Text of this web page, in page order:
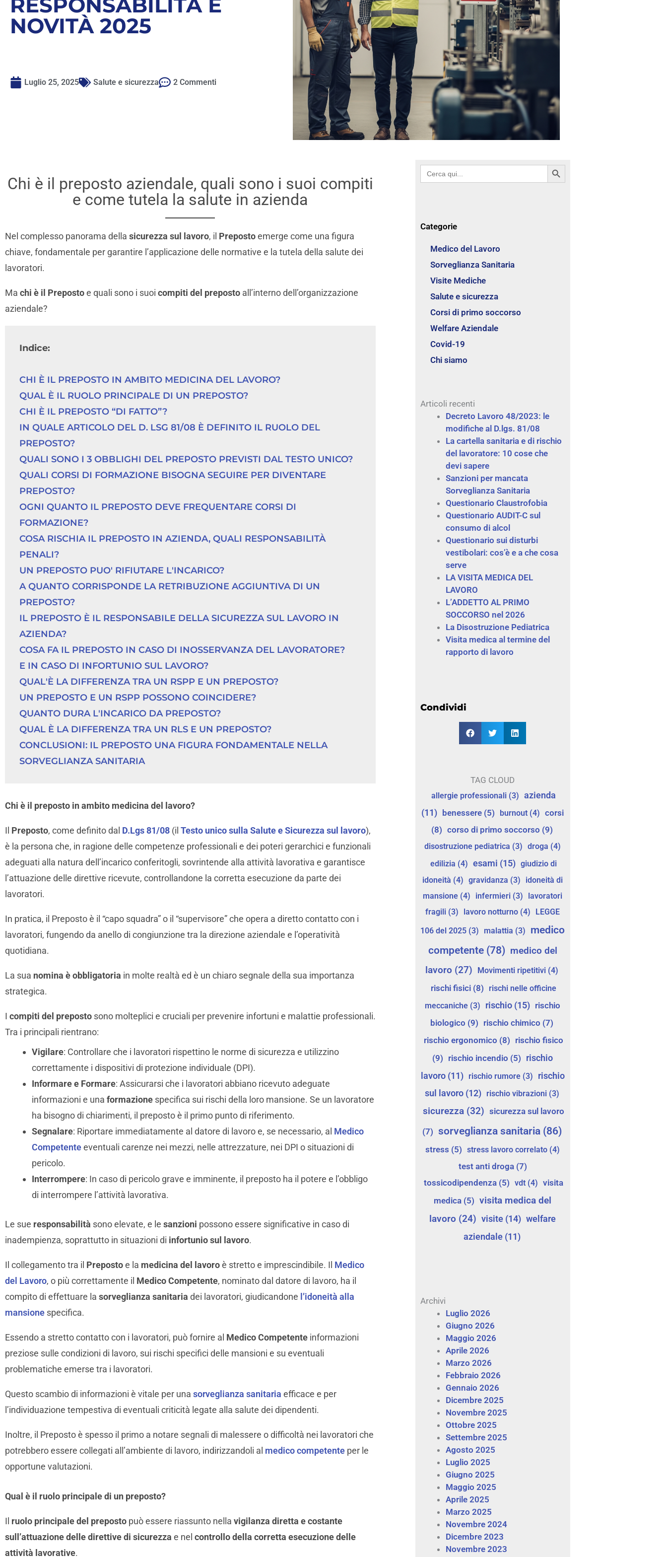
NOVITÀ 2025
Luglio 25, 2025 Salute e sicurezza 2 Commenti
Chi è il preposto aziendale, quali sono i suoi compiti
e come tutela la salute in azienda
Nel complesso panorama della sicurezza sul lavoro, il Prepostoemerge come una figura
chiave, fondamentale per garantire l’applicazione delle normative e la tutela della salute dei
lavoratori.
Ma chi è il Prepostoe quali sono i suoi compiti del preposto all’interno dell’organizzazione
aziendale?
Indice:
CHI È IL PREPOSTO IN AMBITO MEDICINA DEL LAVORO?
QUAL È IL RUOLO PRINCIPALE DI UN PREPOSTO?
CHI È IL PREPOSTO “DI FATTO”?
IN QUALE ARTICOLO DEL D. LSG 81/08 È DEFINITO IL RUOLO DEL
PREPOSTO?
QUALI SONO I 3 OBBLIGHI DEL PREPOSTO PREVISTI DAL TESTO UNICO?
QUALI CORSI DI FORMAZIONE BISOGNA SEGUIRE PER DIVENTARE
PREPOSTO?
OGNI QUANTO IL PREPOSTO DEVE FREQUENTARE CORSI DI
FORMAZIONE?
COSA RISCHIA IL PREPOSTO IN AZIENDA, QUALI RESPONSABILITÀ
PENALI?
UN PREPOSTO PUO' RIFIUTARE L'INCARICO?
A QUANTO CORRISPONDE LA RETRIBUZIONE AGGIUNTIVA DI UN
PREPOSTO?
IL PREPOSTO È IL RESPONSABILE DELLA SICUREZZA SUL LAVORO IN
AZIENDA?
COSA FA IL PREPOSTO IN CASO DI INOSSERVANZA DEL LAVORATORE?
E IN CASO DI INFORTUNIO SUL LAVORO?
QUAL'È LA DIFFERENZA TRA UN RSPP E UN PREPOSTO?
UN PREPOSTO E UN RSPP POSSONO COINCIDERE?
QUANTO DURA L'INCARICO DA PREPOSTO?
QUAL È LA DIFFERENZA TRA UN RLS E UN PREPOSTO?
CONCLUSIONI: IL PREPOSTO UNA FIGURA FONDAMENTALE NELLA
SORVEGLIANZA SANITARIA
Chi è il preposto in ambito medicina del lavoro?
Il Preposto, come definito dal D.Lgs 81/08 (il Testo unico sulla Salute e Sicurezza sul lavoro),
è la persona che, in ragione delle competenze professionali e dei poteri gerarchici e funzionali
adeguati alla natura dell’incarico conferitogli, sovrintende alla attività lavorativa e garantisce
l’attuazione delle direttive ricevute, controllandone la corretta esecuzione da parte dei
lavoratori.
In pratica, il Preposto è il “capo squadra” o il “supervisore” che opera a diretto contatto con i
lavoratori, fungendo da anello di congiunzione tra la direzione aziendale e l’operatività
quotidiana.
La sua nomina è obbligatoria in molte realtà ed è un chiaro segnale della sua importanza
strategica.
I compiti del preposto sono molteplici e cruciali per prevenire infortuni e malattie professionali.
Tra i principali rientrano:
Vigilare: Controllare che i lavoratori rispettino le norme di sicurezza e utilizzino
correttamente i dispositivi di protezione individuale (DPI).
Informare e Formare: Assicurarsi che i lavoratori abbiano ricevuto adeguate
informazioni e una formazione specifica sui rischi della loro mansione. Se un lavoratore
ha bisogno di chiarimenti, il preposto è il primo punto di riferimento.
Segnalare: Riportare immediatamente al datore di lavoro e, se necessario, al Medico
Competenteeventuali carenze nei mezzi, nelle attrezzature, nei DPI o situazioni di
pericolo.
Interrompere: In caso di pericolo grave e imminente, il preposto ha il potere e l’obbligo
di interrompere l’attività lavorativa.
Le sue responsabilità sono elevate, e le sanzioni possono essere significative in caso di
inadempienza, soprattutto in situazioni di infortunio sul lavoro.
Il collegamento tra il Prepostoe la medicina del lavoroè stretto e imprescindibile. Il Medico
del Lavoro, o più correttamente il Medico Competente, nominato dal datore di lavoro, ha il
compito di effettuare la sorveglianza sanitaria dei lavoratori, giudicandone l’idoneità alla
mansione specifica.
Essendo a stretto contatto con i lavoratori, può fornire al Medico Competente informazioni
preziose sulle condizioni di lavoro, sui rischi specifici delle mansioni e su eventuali
problematiche emerse tra i lavoratori.
Questo scambio di informazioni è vitale per una sorveglianza sanitaria efficace e per
l’individuazione tempestiva di eventuali criticità legate alla salute dei dipendenti.
Inoltre, il Preposto è spesso il primo a notare segnali di malessere o difficoltà nei lavoratori che
potrebbero essere collegati all’ambiente di lavoro, indirizzandoli al medico competente per le
opportune valutazioni.
Qual è il ruolo principale di un preposto?
Il ruolo principale del preposto può essere riassunto nella vigilanza diretta e costante
sull’attuazione delle direttive di sicurezza e nel controllo della corretta esecuzione delle
attività lavorative.
Search
for:
Search Button
Categorie
Medico del Lavoro
Sorveglianza Sanitaria
Visite Mediche
Salute e sicurezza
Corsi di primo soccorso
Welfare Aziendale
Covid-19
Chi siamo
Articoli recenti
Decreto Lavoro 48/2023: le
modifiche al D.lgs. 81/08
La cartella sanitaria e di rischio
del lavoratore: 10 cose che
devi sapere
Sanzioni per mancata
Sorveglianza Sanitaria
Questionario Claustrofobia
Questionario AUDIT-C sul
consumo di alcol
Questionario sui disturbi
vestibolari: cos’è e a che cosa
serve
LA VISITA MEDICA DEL
LAVORO
L’ADDETTO AL PRIMO
SOCCORSO nel 2026
La Disostruzione Pediatrica
Visita medica al termine del
rapporto di lavoro
Condividi
TAG CLOUD
allergie professionali (3) azienda
(11)
benessere (5) burnout (4)
corsi
(8) corso di primo soccorso (9)
disostruzione pediatrica (3) droga (4)
edilizia (4) esami (15) giudizio di
idoneità (4) gravidanza (3)
idoneità di
mansione (4) infermieri (3)
lavoratori
fragili (3) lavoro notturno (4)
LEGGE
106 del 2025 (3) malattia (3)
medico
competente(78) medico del
lavoro (27) Movimenti ripetitivi (4)
rischi fisici(8)
rischi nelle officine
meccaniche (3) rischio (15) rischio
biologico (9) rischio chimico (7)
rischio ergonomico (8) rischio fisico
(9)
rischio incendio (5)
rischio
lavoro(11) rischio rumore(3)
rischio
sul lavoro(12) rischio vibrazioni (3)
sicurezza(32) sicurezza sul lavoro
(7) sorveglianza sanitaria(86)
stress (5) stress lavoro correlato (4)
test anti droga(7)
tossicodipendenza(5) vdt(4) visita
medica (5)
visita medica del
lavoro (24) visite (14) welfare
aziendale(11)
Archivi
Luglio 2026
Giugno 2026
Maggio 2026
Aprile 2026
Marzo 2026
Febbraio 2026
Gennaio 2026
Dicembre 2025
Novembre 2025
Ottobre 2025
Settembre 2025
Agosto 2025
Luglio 2025
Giugno 2025
Maggio 2025
Aprile 2025
Marzo 2025
Novembre 2024
Dicembre 2023
Novembre 2023